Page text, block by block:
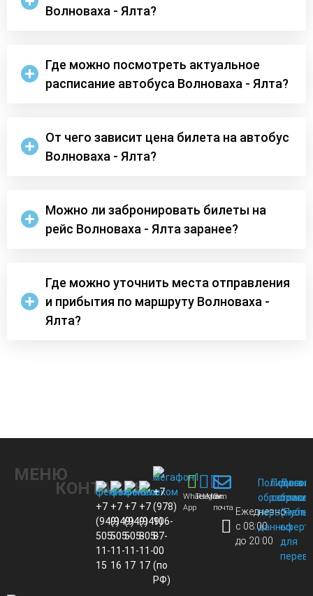
Волноваха - Ялта?
Где можно посмотреть актуальное
расписание автобуса Волноваха - Ялта?
От чего зависит цена билета на автобус
Волноваха - Ялта?
Можно ли забронировать билеты на
рейс Волноваха - Ялта заранее?
Где можно уточнить места отправления
и прибытия по маршруту Волноваха -
Ялта?
МЕНЮ
КОНТАКТЫ
+7
(949)
505-
11-
15
+7
(949)
505-
11-
16
+7
(949)
505-
11-
17
+7
(949)
805-
11-
17
+7
(978)
106-
87-
00
(по
РФ)
Whats
App
Telegram
MaxЭл.
почта Ежедневно
с 08:00
до 20:00
Политика
обработки
данных
для